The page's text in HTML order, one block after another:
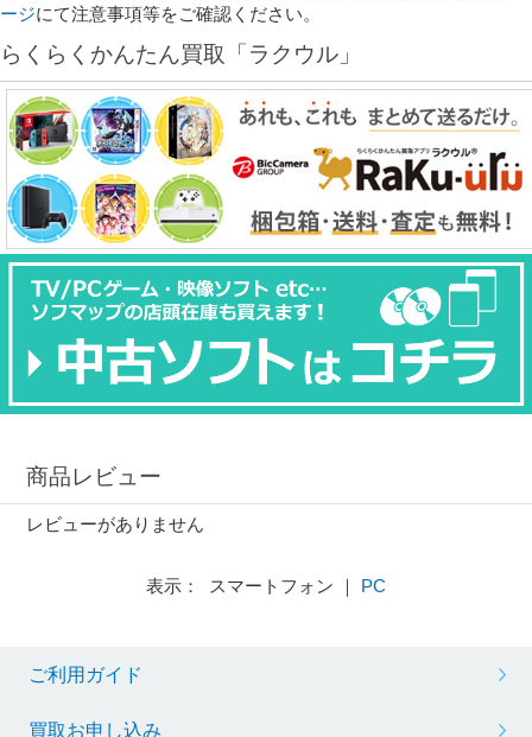
ージにて注意事項等をご確認ください。
らくらくかんたん買取「ラクウル」
商品レビュー
レビューがありません
表示： スマートフォン ｜ PC
ご利用ガイド
買取お申し込み